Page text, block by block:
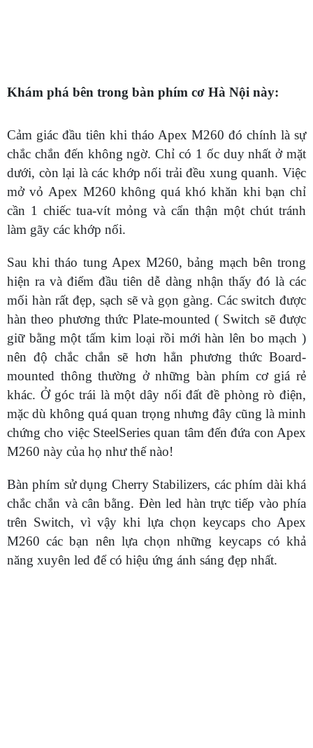
Khám phá bên trong bàn phím cơ Hà Nội này:
Cảm giác đầu tiên khi tháo Apex M260 đó chính là sự
chắc chắn đến không ngờ. Chỉ có 1 ốc duy nhất ở mặt
dưới, còn lại là các khớp nối trải đều xung quanh. Việc
mở vỏ Apex M260 không quá khó khăn khi bạn chỉ
cần 1 chiếc tua-vít mỏng và cẩn thận một chút tránh
làm gãy các khớp nối.
Sau khi tháo tung Apex M260, bảng mạch bên trong
hiện ra và điểm đầu tiên dễ dàng nhận thấy đó là các
mối hàn rất đẹp, sạch sẽ và gọn gàng. Các switch được
hàn theo phương thức Plate-mounted ( Switch sẽ được
giữ bằng một tấm kim loại rồi mới hàn lên bo mạch )
nên độ chắc chắn sẽ hơn hẳn phương thức Board-
mounted thông thường ở những bàn phím cơ giá rẻ
khác. Ở góc trái là một dây nối đất đề phòng rò điện,
mặc dù không quá quan trọng nhưng đây cũng là minh
chứng cho việc SteelSeries quan tâm đến đứa con Apex
M260 này của họ như thế nào!
Bàn phím sử dụng Cherry Stabilizers, các phím dài khá
chắc chắn và cân bằng. Đèn led hàn trực tiếp vào phía
trên Switch, vì vậy khi lựa chọn keycaps cho Apex
M260 các bạn nên lựa chọn những keycaps có khả
năng xuyên led để có hiệu ứng ánh sáng đẹp nhất.